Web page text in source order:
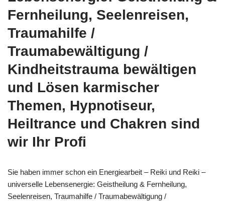
Fernheilung, Seelenreisen,
Traumahilfe /
Traumabewältigung /
Kindheitstrauma bewältigen
und Lösen karmischer
Themen, Hypnotiseur,
Heiltrance und Chakren sind
wir Ihr Profi
Sie haben immer schon ein Energiearbeit – Reiki und Reiki –
universelle Lebensenergie: Geistheilung & Fernheilung,
Seelenreisen, Traumahilfe / Traumabewältigung /